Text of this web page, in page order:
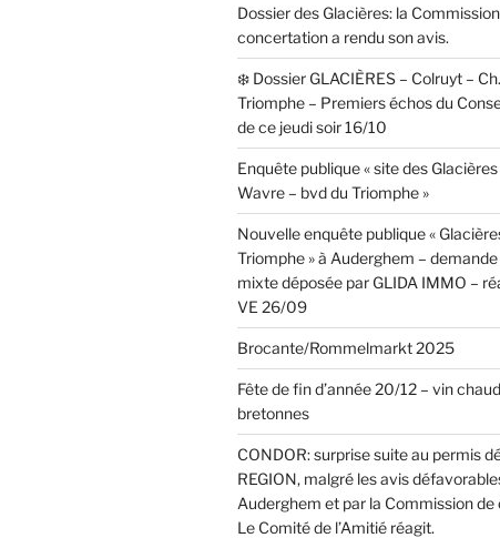
Dossier des Glacières: la
concertation a rendu son avis.
❄️ Dossier GLACIÈRES – Colruyt –
Triomphe – Premiers échos du
de ce jeudi soir 16/10
Enquête publique « site des
Wavre – bvd du Triomphe »
Nouvelle enquête publique «
Triomphe » à Auderghem –
mixte déposée par GLIDA IMMO –
VE 26/09
Brocante/Rommelmarkt 2025
Fête de fin d’année 20/12 – vin
bretonnes
CONDOR: surprise suite au permis
REGION, malgré les avis
Auderghem et par la Commission
Le Comité de l’Amitié réagit.